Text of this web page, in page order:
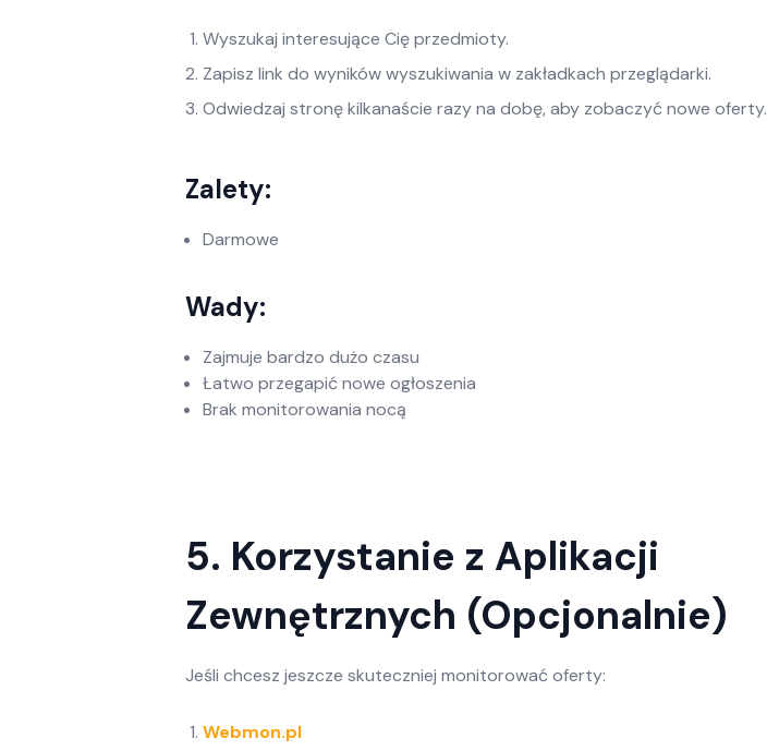
Wyszukaj interesujące Cię przedmioty.
Zapisz link do wyników wyszukiwania w zakładkach przeglądarki.
Odwiedzaj stronę kilkanaście razy na dobę, aby zobaczyć nowe oferty.
Zalety:
Darmowe
Wady:
Zajmuje bardzo dużo czasu
Łatwo przegapić nowe ogłoszenia
Brak monitorowania nocą
5. Korzystanie z Aplikacji
Zewnętrznych (Opcjonalnie)
Jeśli chcesz jeszcze skuteczniej monitorować oferty:
Webmon.pl